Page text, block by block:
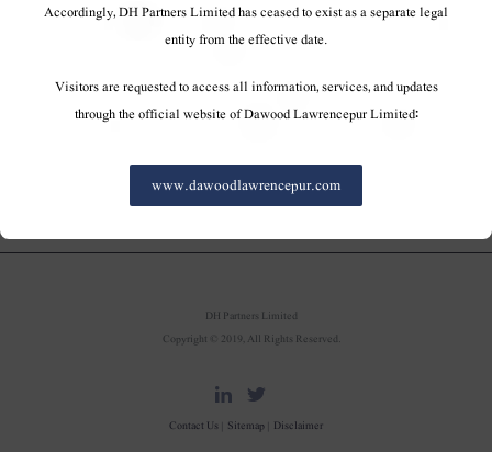
Accordingly, DH Partners Limited has ceased to exist as a separate legal
entity from the effective date.
Visitors are requested to access all information, services, and updates
through the official website of Dawood Lawrencepur Limited:
www.dawoodlawrencepur.com
انسٹی ٹیوٹ آف چارٹرڈ اکاؤنٹنٹس آف پاکستان (آئی سی اے پی)
کے زیر اہتمام ، گرینڈ فائنل نیشنل فنانس اولمپیاڈ (این ایف او)
اسے "نیشنل فنانس چیمپیئن ۲۰۱۵" کا نام دیا گیا۔
DH Partners Limited
Copyright © 2019, All Rights Reserved.
Contact Us | Sitemap | Disclaimer